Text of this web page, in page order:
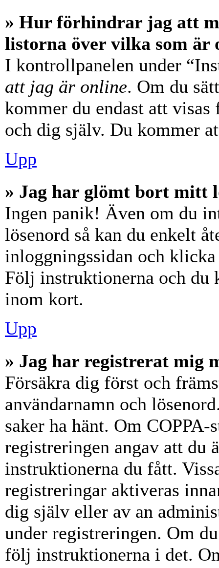
» Hur förhindrar jag att
listorna över vilka som är
I kontrollpanelen under
att jag är online. Om du
kommer du endast att
och dig själv. Du kommer
Upp
» Jag har glömt bort mitt
Ingen panik! Även om du
lösenord så kan du enkelt
inloggningssidan och
Följ instruktionerna och du
inom kort.
Upp
» Jag har registrerat mig
Försäkra dig först och
användarnamn och
saker ha hänt. Om
registreringen angav att du
instruktionerna du fått.
registreringar aktiveras
dig själv eller av an
under registreringen. Om
följ instruktionerna i det.